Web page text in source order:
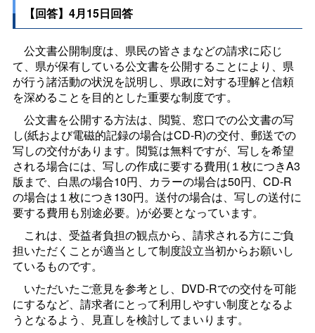
【回答】4月15日回答
公文書公開制度は、県民の皆さまなどの請求に応じ
て、県が保有している公文書を公開することにより、県
が行う諸活動の状況を説明し、県政に対する理解と信頼
を深めることを目的とした重要な制度です。
公文書を公開する方法は、閲覧、窓口での公文書の写
し(紙および電磁的記録の場合はCD-R)の交付、郵送での
写しの交付があります。閲覧は無料ですが、写しを希望
される場合には、写しの作成に要する費用(１枚につきA3
版まで、白黒の場合10円、カラーの場合は50円、CD-R
の場合は１枚につき130円。送付の場合は、写しの送付に
要する費用も別途必要。)が必要となっています。
これは、受益者負担の観点から、請求される方にご負
担いただくことが適当として制度設立当初からお願いし
ているものです。
いただいたご意見を参考とし、DVD-Rでの交付を可能
にするなど、請求者にとって利用しやすい制度となるよ
うとなるよう、見直しを検討してまいります。